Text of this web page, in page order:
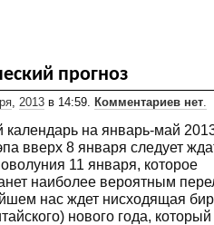
прогноз
2013 в 14:59. Комментариев нет
на январь-май
вверх 8 января следует
11 января, которое
наиболее вероятным
нас ждет нисходящая
нового года,